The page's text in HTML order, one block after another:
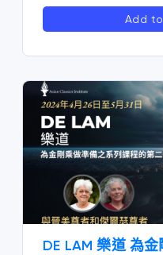
Add
DE LAM 樂道 為